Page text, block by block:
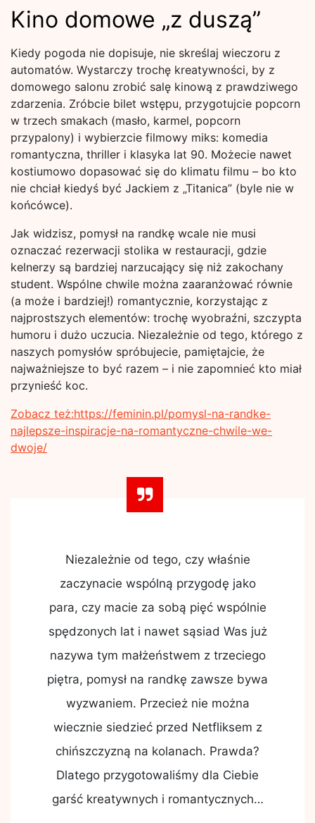
Kino domowe „z duszą”
Kiedy pogoda nie dopisuje, nie skreślaj wieczoru z
automatów. Wystarczy trochę kreatywności, by z
domowego salonu zrobić salę kinową z prawdziwego
zdarzenia. Zróbcie bilet wstępu, przygotujcie popcorn
w trzech smakach (masło, karmel, popcorn
przypalony) i wybierzcie filmowy miks: komedia
romantyczna, thriller i klasyka lat 90. Możecie nawet
kostiumowo dopasować się do klimatu filmu – bo kto
nie chciał kiedyś być Jackiem z „Titanica” (byle nie w
końcówce).
Jak widzisz, pomysł na randkę wcale nie musi
oznaczać rezerwacji stolika w restauracji, gdzie
kelnerzy są bardziej narzucający się niż zakochany
student. Wspólne chwile można zaaranżować równie
(a może i bardziej!) romantycznie, korzystając z
najprostszych elementów: trochę wyobraźni, szczypta
humoru i dużo uczucia. Niezależnie od tego, którego z
naszych pomysłów spróbujecie, pamiętajcie, że
najważniejsze to być razem – i nie zapomnieć kto miał
przynieść koc.
Zobacz też:https://feminin.pl/pomysl-na-randke-
najlepsze-inspiracje-na-romantyczne-chwile-we-
dwoje/
Niezależnie od tego, czy właśnie
zaczynacie wspólną przygodę jako
para, czy macie za sobą pięć wspólnie
spędzonych lat i nawet sąsiad Was już
nazywa tym małżeństwem z trzeciego
piętra, pomysł na randkę zawsze bywa
wyzwaniem. Przecież nie można
wiecznie siedzieć przed Netfliksem z
chińszczyzną na kolanach. Prawda?
Dlatego przygotowaliśmy dla Ciebie
garść kreatywnych i romantycznych…